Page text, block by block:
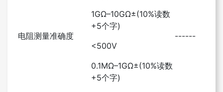
电阻测量准确度
1GΩ–10GΩ±(10%读数
+5个字)
<500V
0.1MΩ–1GΩ±(10%读数
+5个字)
------